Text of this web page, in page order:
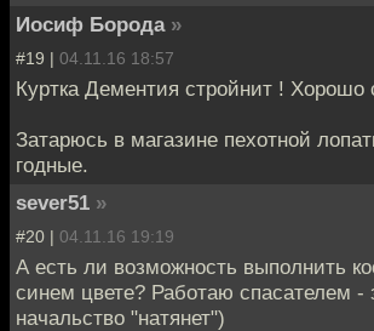
Иосиф Борода »
#19 | 04.11.16 18:57
Куртка Дементия стройнит ! Хорошо
Затарюсь в магазине пехотной
годные.
sever51 »
#20 | 04.11.16 19:19
А есть ли возможность выполнить
синем цвете? Работаю спасателем -
начальство "натянет")